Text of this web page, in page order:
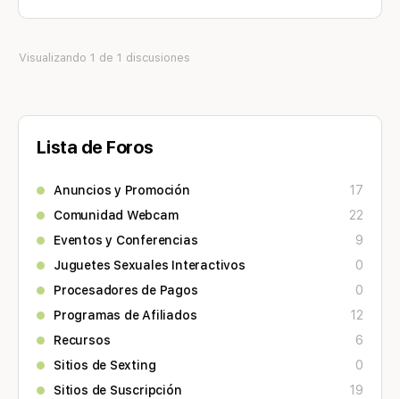
Visualizando 1 de 1 discusiones
Lista de Foros
Anuncios y Promoción
17
Comunidad Webcam
22
Eventos y Conferencias
9
Juguetes Sexuales Interactivos
0
Procesadores de Pagos
0
Programas de Afiliados
12
Recursos
6
Sitios de Sexting
0
Sitios de Suscripción
19